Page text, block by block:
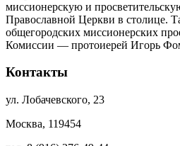
миссионерскую и
Православной Церкви в столице.
общегородских миссионерских
Комиссии — протоиерей Игорь
Контакты
ул. Лобачевского, 23
Москва, 119454